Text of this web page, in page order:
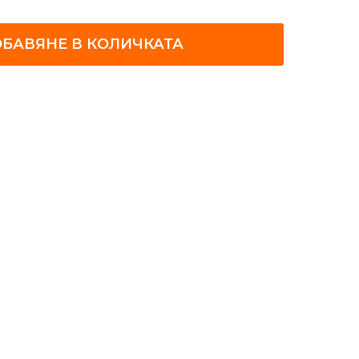
В КОЛИЧКАТА